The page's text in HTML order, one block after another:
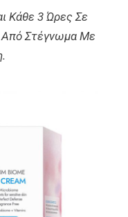
Κάθε 3 Ώρες Σε
Στέγνωμα Με